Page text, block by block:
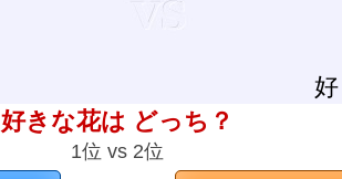
好きな花は どっち？
1位 vs 2位